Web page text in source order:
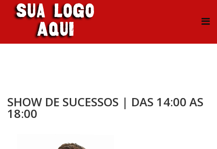
SHOW DE SUCESSOS | DAS 14:00 AS
18:00